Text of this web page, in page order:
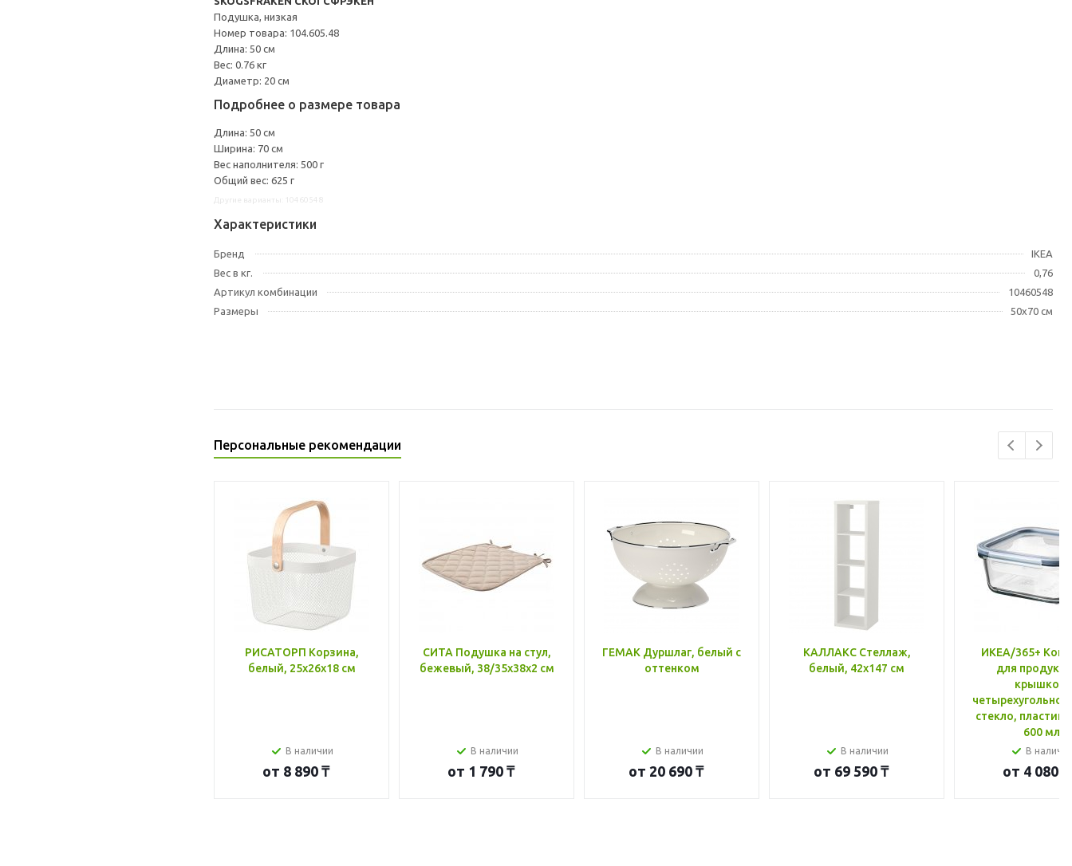
Подушка, низкая
Номер товара: 104.605.48
Длина: 50 см
Вес: 0.76 кг
Диаметр: 20 см
Подробнее о размере товара
Длина: 50 см
Ширина: 70 см
Вес наполнителя: 500 г
Общий вес: 625 г
Характеристики
Бренд
IKEA
Вес в кг.
0,76
Артикул комбинации
10460548
Размеры
50x70 см
Персональные рекомендации
РИСАТОРП Корзина,
белый, 25x26x18 см
В наличии
от 8 890 ₸
СИТА Подушка на стул,
бежевый, 38/35x38x2 см
В наличии
от 1 790 ₸
ГЕМАК Дуршлаг, белый с
оттенком
В наличии
от 20 690 ₸
КАЛЛАКС Стеллаж,
белый, 42x147 см
В наличии
от 69 590 ₸
ИКЕА/365+
для
крышкой,
стекло, пластик
600 мл
В
от 4 080 ₸